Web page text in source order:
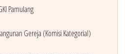
Pamulang
Gereja (Komisi Kategorial)